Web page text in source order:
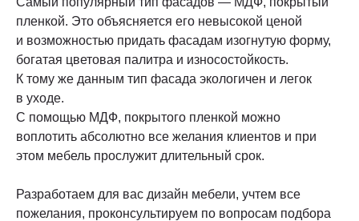
пленкой. Это объясняется его невысокой ценой
и возможностью придать фасадам изогнутую форму,
богатая цветовая палитра и износостойкость.
К тому же данным тип фасада экологичен и легок
в уходе.
С помощью МДФ, покрытого пленкой можно
воплотить абсолютно все желания клиентов и при
этом мебель прослужит длительный срок.
Разработаем для вас дизайн мебели, учтем все
пожелания, проконсультируем по вопросам подбора